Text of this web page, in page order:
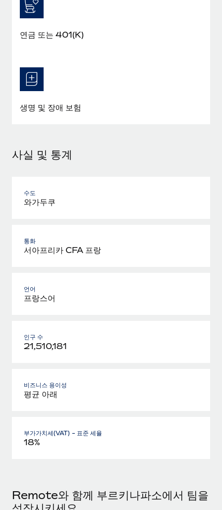
비디오 콘텐츠를 활용한 마케팅이 계속해서 인기를 끌면서, 기업들
에게는 흥미롭고 전문적인 비디오 제작이 어느 때보다 중요해졌습
니다. 그러나 대부분의 회사들은 그렇게 높은 품질의...
연금 또는 401(K)
생명 및 장애 보험
사실 및 통계
수도
와가두쿠
통화
서아프리카 CFA 프랑
언어
프랑스어
인구 수
21,510,181
비즈니스 용이성
평균 아래
부가가치세(VAT) - 표준 세율
18%
Remote와 함께 부르키나파소에서 팀을